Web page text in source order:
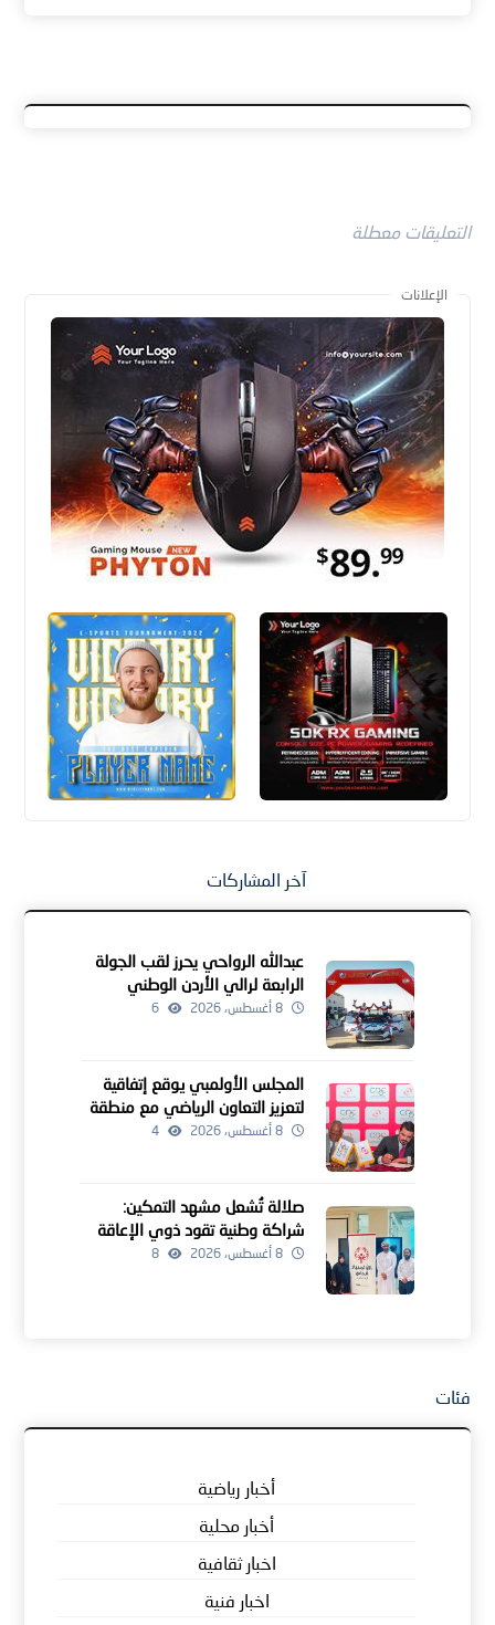
التعليقات معطلة
الإعلانات
آخر المشاركات
عبدالله الرواحي يحرز لقب الجولة
الرابعة لرالي الأردن الوطني
8 أغسطس، 2026 6
المجلس الأولمبي يوقع إتفاقية
لتعزيز التعاون الرياضي مع منطقة
الكاريبي
8 أغسطس، 2026 4
صلالة تُشعل مشهد التمكين:
شراكة وطنية تقود ذوي الإعاقة
نحو آفاق أوسع
8 أغسطس، 2026 8
فئات
أخبار رياضية
أخبار محلية
اخبار ثقافية
اخبار فنية